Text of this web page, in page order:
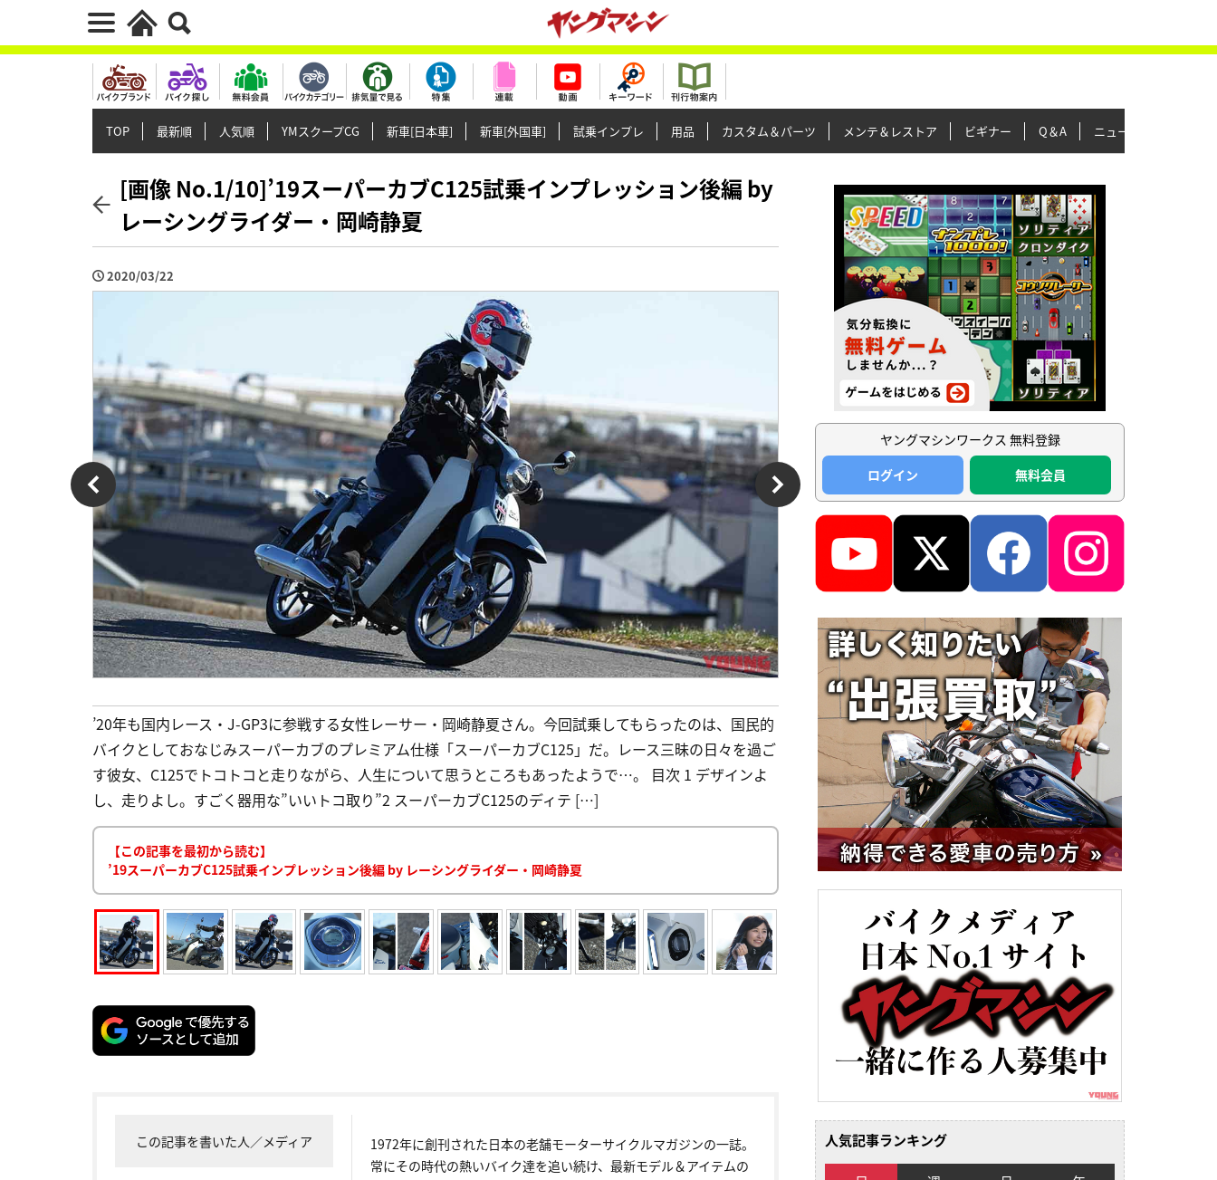
TOP 最新順 人気順 YMスクープCG 新車[日本車] 新車[外国車] 試乗インプレ 用品 カスタム＆パーツ メンテ＆レストア ビギナー Q＆A ニュース＆トピックス
[画像 No.1/10]’19スーパーカブC125試乗インプレッション後編 by
レーシングライダー・岡崎静夏
2020/03/22
’20年も国内レース・J-GP3に参戦する女性レーサー・岡崎静夏さん。今回試乗してもらったのは、国民的
バイクとしておなじみスーパーカブのプレミアム仕様「スーパーカブC125」だ。レース三昧の日々を過ご
す彼女、C125でトコトコと走りながら、人生について思うところもあったようで…。 目次 1 デザインよ
し、走りよし。すごく器用な”いいトコ取り”2 スーパーカブC125のディテ […]
【この記事を最初から読む】
’19スーパーカブC125試乗インプレッション後編 by レーシングライダー・岡崎静夏
この記事を書いた人／メディア
1972年に創刊された日本の老舗モーターサイクルマガジンの一誌。
常にその時代の熱いバイク達を追い続け、最新モデル＆アイテムの
ヤングマシンワークス 無料登録
ログイン
無料会員
人気記事ランキング